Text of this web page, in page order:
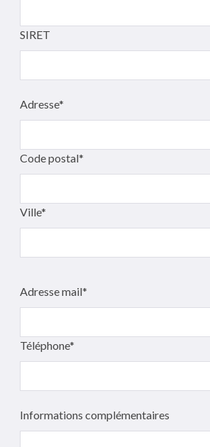
SIRET
Adresse*
Code postal*
Ville*
Adresse mail*
Téléphone*
Informations complémentaires